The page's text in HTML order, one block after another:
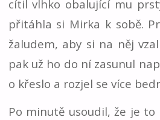
cítil vlhko obalující mu
přitáhla si Mirka k sobě.
žaludem, aby si na něj
pak už ho do ní zasunul
o křeslo a rozjel se více
Po minutě usoudil, že je